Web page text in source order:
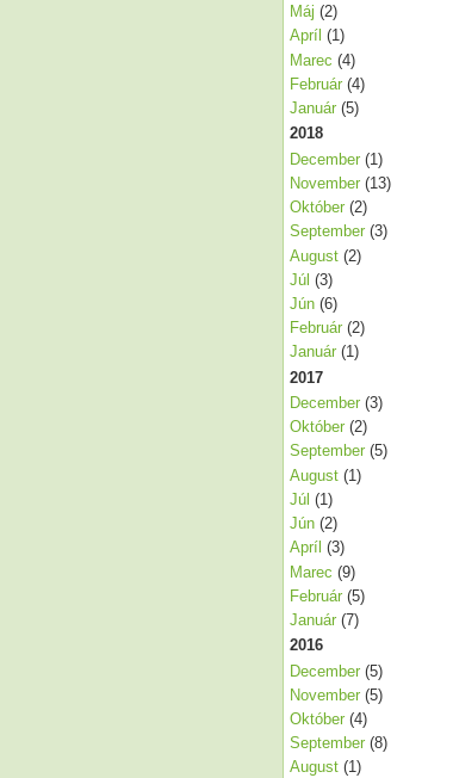
Máj (2)
Apríl (1)
Marec (4)
Február(4)
Január(5)
2018
December(1)
November(13)
Október(2)
September(3)
August(2)
Júl (3)
Jún(6)
Február(2)
Január(1)
2017
December(3)
Október(2)
September(5)
August(1)
Júl (1)
Jún(2)
Apríl (3)
Marec (9)
Február(5)
Január(7)
2016
December(5)
November(5)
Október(4)
September(8)
August(1)